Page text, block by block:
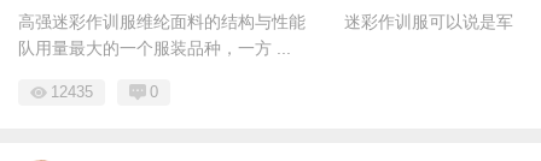
高强迷彩作训服维纶面料的结构与性能 迷彩作训服可以说是军
队用量最大的一个服装品种，一方 ...
12435 0